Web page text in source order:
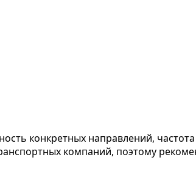
конкретных направлений,
компаний, поэтому